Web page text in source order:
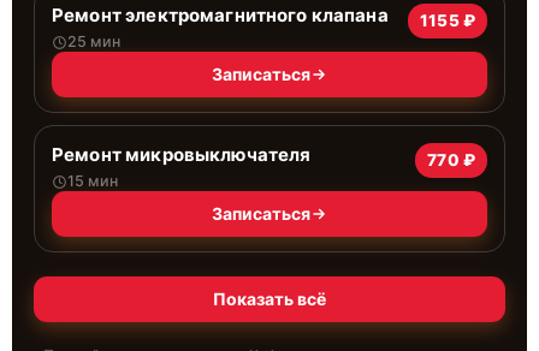
Ремонт электромагнитного клапана
25 мин
1155 ₽
Записаться
Ремонт микровыключателя
15 мин
770 ₽
Записаться
Показать всё